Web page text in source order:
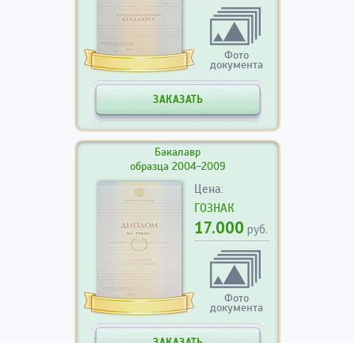
Фото
документа
ЗАКАЗАТЬ
Бакалавр
образца 2004-2009
Цена:
ГОЗНАК
17.000 руб.
Фото
документа